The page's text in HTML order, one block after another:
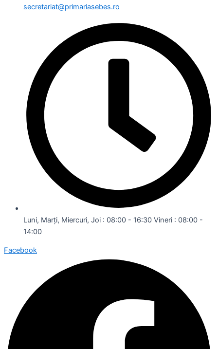
secretariat@primariasebes.ro
Luni, Marți, Miercuri, Joi : 08:00 - 16:30 Vineri : 08:00 -
14:00
Facebook